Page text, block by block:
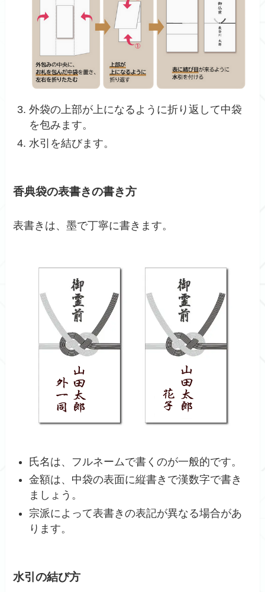
外袋の上部が上になるように折り返して中袋
を包みます。
水引を結びます。
香典袋の表書きの書き方
表書きは、墨で丁寧に書きます。
氏名は、フルネームで書くのが一般的です。
金額は、中袋の表面に縦書きで漢数字で書き
ましょう。
宗派によって表書きの表記が異なる場合があ
ります。
水引の結び方